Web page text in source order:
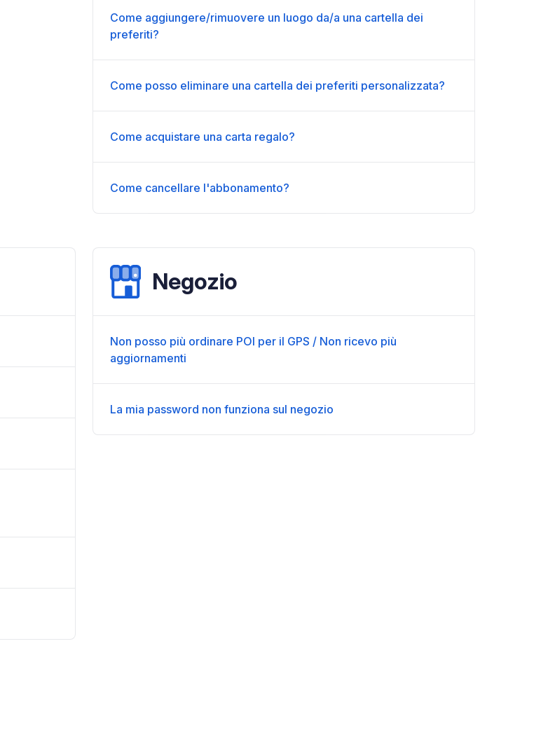
Come aggiungere/rimuovere un luogo da/a una cartella dei
preferiti?
Come posso eliminare una cartella dei preferiti personalizzata?
Come acquistare una carta regalo?
Come cancellare l'abbonamento?
Negozio
Non posso più ordinare POI per il GPS / Non ricevo più
aggiornamenti
La mia password non funziona sul negozio